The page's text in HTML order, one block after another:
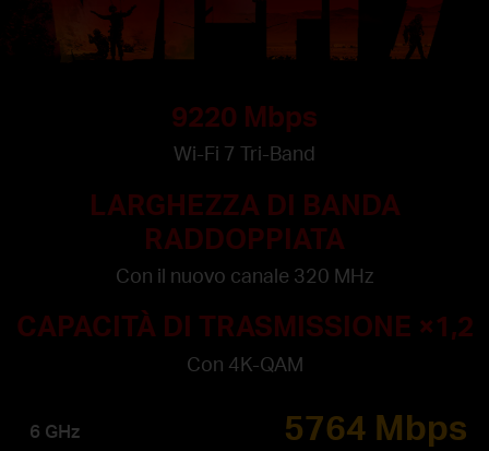
9220 Mbps
Wi-Fi 7 Tri-Band
LARGHEZZA DI BANDA
RADDOPPIATA
Con il nuovo canale 320 MHz
CAPACITÀ DI TRASMISSIONE ×1,2
Con 4K-QAM
6 GHz 5764 Mbps